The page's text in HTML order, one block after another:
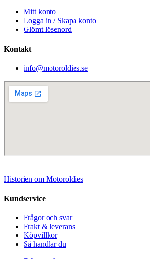
Mitt konto
Logga in / Skapa konto
Glömt lösenord
Kontakt
info@motoroldies.se
Historien om Motoroldies
Kundservice
Frågor och svar
Frakt & leverans
Köpvillkor
Så handlar du